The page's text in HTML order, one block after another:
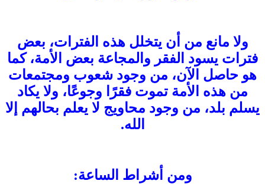
ولا مانع من أن يتخلل هذه الفترات، بعض
فترات يسود الفقر والمجاعة بعض الأمة، كما
هو حاصل الآن، من وجود شعوب ومجتمعات
من هذه الأمة تموت فقرًا وجوعًا، ولا يكاد
يسلم بلد، من وجود محاويج لا يعلم بحالهم إلا
الله.
ومن أشراط الساعة: